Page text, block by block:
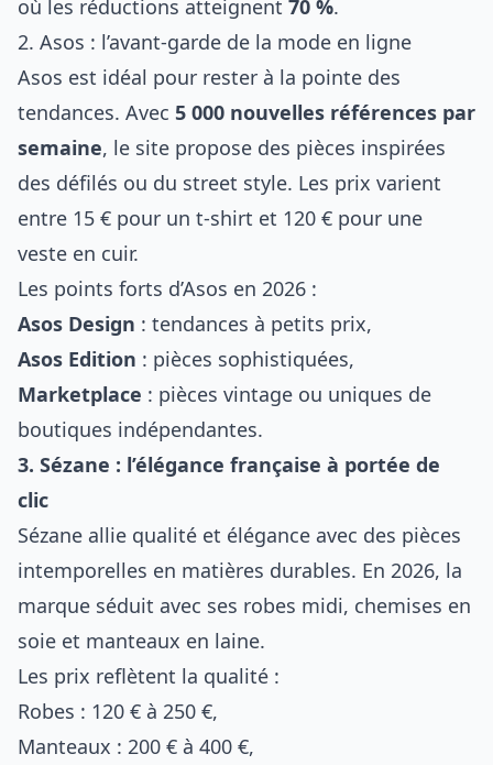
où les réductions atteignent 70 %.
2. Asos : l’avant-garde de la mode en ligne
Asos est idéal pour rester à la pointe des
tendances. Avec 5 000 nouvelles références par
semaine, le site propose des pièces inspirées
des défilés ou du street style. Les prix varient
entre 15 € pour un t-shirt et 120 € pour une
veste en cuir.
Les points forts d’Asos en 2026 :
Asos Design : tendances à petits prix,
Asos Edition : pièces sophistiquées,
Marketplace : pièces vintage ou uniques de
boutiques indépendantes.
3. Sézane : l’élégance française à portée de
clic
Sézane allie qualité et élégance avec des pièces
intemporelles en matières durables. En 2026, la
marque séduit avec ses robes midi, chemises en
soie et manteaux en laine.
Les prix reflètent la qualité :
Robes : 120 € à 250 €,
Manteaux : 200 € à 400 €,